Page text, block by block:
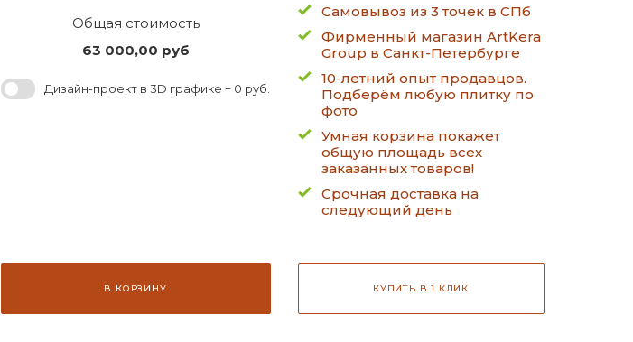
Общая стоимость
63 000,00 руб
Дизайн-проект в 3D графике + 0 руб.
Самовывоз из 3 точек в СПб
Фирменный магазин ArtKera
Group в Санкт-Петербурге
10-летний опыт продавцов.
Подберём любую плитку по
фото
Умная корзина покажет
общую площадь всех
заказанных товаров!
Срочная доставка на
следующий день
В КОРЗИНУ КУПИТЬ В 1 КЛИК